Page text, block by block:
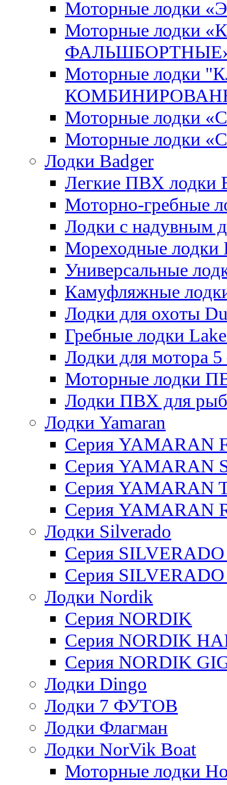
Моторные лодки
Моторные лодки
Моторные лодки
Моторные
Моторные лодки
Лодки Badger
Легкие ПВХ лодки
Моторно-гребные
Лодки с надувным
Мореходные лодки
Универсальные
Камуфляжные
Лодки для охоты
Гребные лодки
Лодки для мотора
Моторные лодки
Лодки ПВХ для
Лодки Yamaran
Серия YAMARAN
Серия YAMARAN
Серия YAMARAN
Серия YAMARAN
Лодки Silverado
Серия
Серия SILVERADO
Лодки Nordik
Серия NORDIK
Серия NORDIK
Серия NORDIK
Лодки Dingo
Лодки 7 ФУТОВ
Лодки Флагман
Лодки NorVik Boat
Моторные лодки